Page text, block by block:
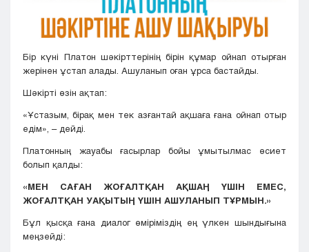
Бір күні Платон шәкірттерінің бірін құмар ойнап отырған
жерінен ұстап алады. Ашуланып оған ұрса бастайды.
Шәкірті өзін ақтап:
«Ұстазым, бірақ мен тек азғантай ақшаға ғана ойнап отыр
едім», – дейді.
Платонның жауабы ғасырлар бойы ұмытылмас өсиет
болып қалды:
«МЕН САҒАН ЖОҒАЛТҚАН АҚШАҢ ҮШІН ЕМЕС,
ЖОҒАЛТҚАН УАҚЫТЫҢ ҮШІН АШУЛАНЫП ТҰРМЫН.»
Бұл қысқа ғана диалог өміріміздің ең үлкен шындығына
меңзейді: